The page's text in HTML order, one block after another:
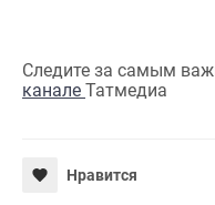
Следите за самым
канале Татмедиа
Нравится